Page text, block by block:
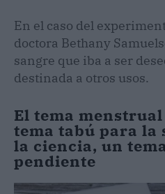
En el caso del
doctora Bethany
sangre que iba a ser
destinada a otros usos.
El tema
tema tabú para la
la ciencia,un
pendiente